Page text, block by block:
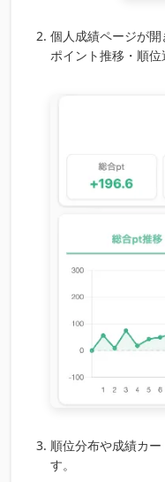
個人成績ページが
ポイント推移・順位
順位分布や成績カ
す。